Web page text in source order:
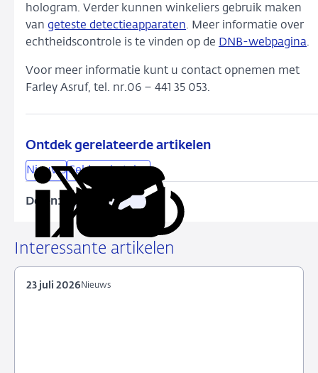
hologram. Verder kunnen winkeliers gebruik maken
van geteste detectieapparaten. Meer informatie over
echtheidscontrole is te vinden op de DNB-webpagina.
Voor meer informatie kunt u contact opnemen met
Farley Asruf, tel. nr.06 – 441 35 053.
Ontdek gerelateerde artikelen
NieuwsGeld en betalen
Delen:
Deel
LinkedIn
X
Deel
Facebook
Deel
e-
Kopieer
Interessante artikelen
Nieuws
23 juli 2026